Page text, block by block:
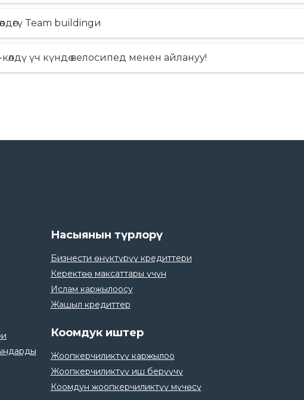
Team buildingи
үч күндѳ велосипед менен айлануу!
Насыянын түрлорү
Бизнести өнүктүрүү кредиттери
Керектөө максаттары үчүн
Ислам каржылоосу
Жашыл кредиттер
Коомдук иштер
Жоопкерчиликтүү каржылоо
Жоопкерчиликтүү иш берүүчү
Коомдун жоопкерчиликтүү мүчөсү